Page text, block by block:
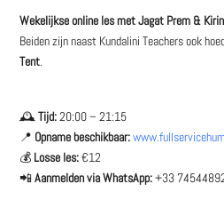
Wekelijkse online les met Jagat Prem &
Beiden zijn naast Kundalini Teachers ook
Tent.
🕰Tijd:20:00 – 21:15
📍 Opname beschikbaar:
💰 Losse les:€12
📲Aanmelden via WhatsApp:+33